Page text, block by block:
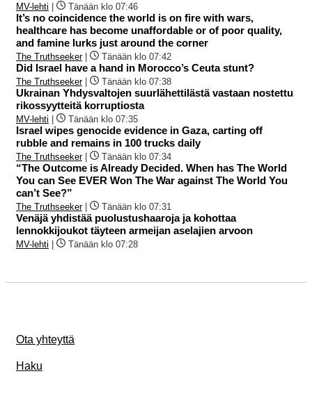
MV-lehti Tänään klo 07:46
It’s no coincidence the world is on fire with wars,
healthcare has become unaffordable or of poor quality,
and famine lurks just around the corner
The Truthseeker| Tänään klo 07:42
Did Israel have a hand in Morocco’s Ceuta stunt?
The Truthseeker| Tänään klo 07:38
Ukrainan Yhdysvaltojen suurlähettilästä vastaan nostettu
rikossyytteitä korruptiosta
MV-lehti Tänään klo 07:35
Israel wipes genocide evidence in Gaza, carting off
rubble and remains in 100 trucks daily
The Truthseeker| Tänään klo 07:34
“The Outcome is Already Decided. When has The World
You can See EVER Won The War against The World You
can’t See?”
The Truthseeker| Tänään klo 07:31
Venäjä yhdistää puolustushaaroja ja kohottaa
lennokkijoukot täyteen armeijan aselajien arvoon
MV-lehti Tänään klo 07:28
Ota yhteyttä
Haku